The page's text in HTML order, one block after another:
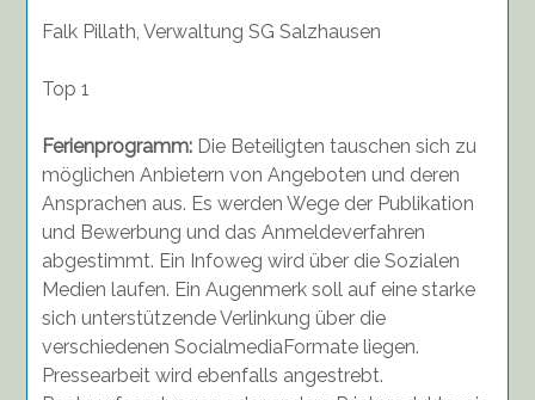
Falk Pillath, Verwaltung SG Salzhausen
Top 1
Ferienprogramm:Die Beteiligten tauschen sich zu
möglichen Anbietern von Angeboten und deren
Ansprachen aus. Es werden Wege der Publikation
und Bewerbung und das Anmeldeverfahren
abgestimmt. Ein Infoweg wird über die Sozialen
Medien laufen. Ein Augenmerk soll auf eine starke
sich unterstützende Verlinkung über die
verschiedenen SocialmediaFormate liegen.
Pressearbeit wird ebenfalls angestrebt.